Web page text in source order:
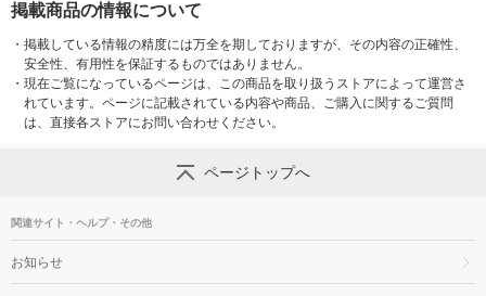
掲載商品の情報について
・ 掲載している情報の精度には万全を期しておりますが、その内容の正確性、
安全性、有用性を保証するものではありません。
・ 現在ご覧になっているページは、この商品を取り扱うストアによって運営さ
れています。ページに記載されている内容や商品、ご購入に関するご質問
は、直接各ストアにお問い合わせください。
ページトップへ
関連サイト・ヘルプ・その他
お知らせ